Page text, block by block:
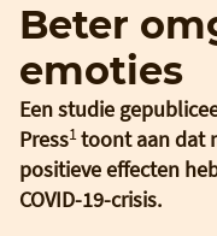
Beter
emoties
Een studie
Press1toont aan dat
positieve effecten
COVID-19-crisis.